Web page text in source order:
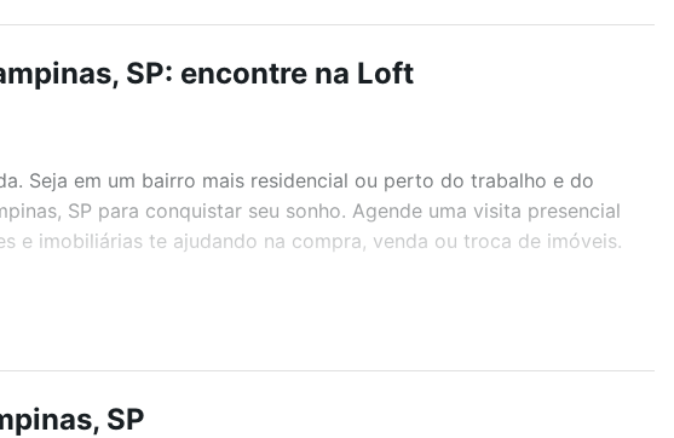
SP: encontre na Loft
Seja em um bairro mais residencial ou perto do trabalho e do
SP para conquistar seu sonho. Agende uma visita presencial
e imobiliárias te ajudando na compra, venda ou troca de imóveis.
piscina, academia, salão de festas ou área verde e encontrar
SP